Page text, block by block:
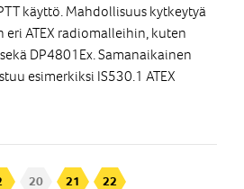
käyttö. Mahdollisuus kytkeytyä
ATEX radiomalleihin, kuten
DP4801Ex. Samanaikainen
esimerkiksi IS530.1 ATEX
20 21 22